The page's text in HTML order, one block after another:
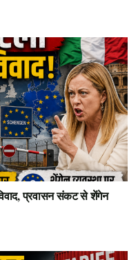
प्रवासन संकट से शेंगेन